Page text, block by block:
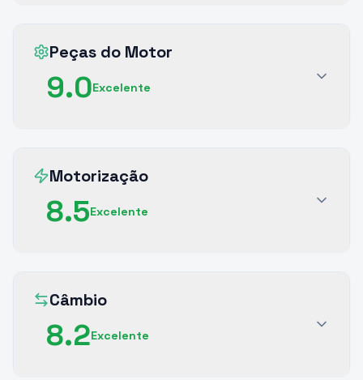
Peças do Motor
9.0Excelente
Motorização
8.5Excelente
Câmbio
8.2Excelente